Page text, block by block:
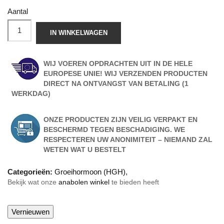
Aantal
IN WINKELWAGEN
WIJ VOEREN OPDRACHTEN UIT IN DE HELE
EUROPESE UNIE! WIJ VERZENDEN PRODUCTEN
DIRECT NA ONTVANGST VAN BETALING (1
WERKDAG)
ONZE PRODUCTEN ZIJN VEILIG VERPAKT EN
BESCHERMD TEGEN BESCHADIGING. WE
RESPECTEREN UW ANONIMITEIT – NIEMAND ZAL
WETEN WAT U BESTELT
Categorieën: Groeihormoon (HGH),
Bekijk wat onze anabolen winkel te bieden heeft